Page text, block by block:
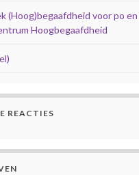
(Hoog)begaafdheid voor po en
Hoogbegaafdheid
REACTIES